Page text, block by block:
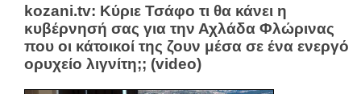
kozani.tv: Κύριε Τσάφο τι θα κάνει η
κυβέρνησή σας για την Αχλάδα Φλώρινας
που οι κάτοικοί της ζουν μέσα σε ένα ενεργό
ορυχείο λιγνίτη;; (video)